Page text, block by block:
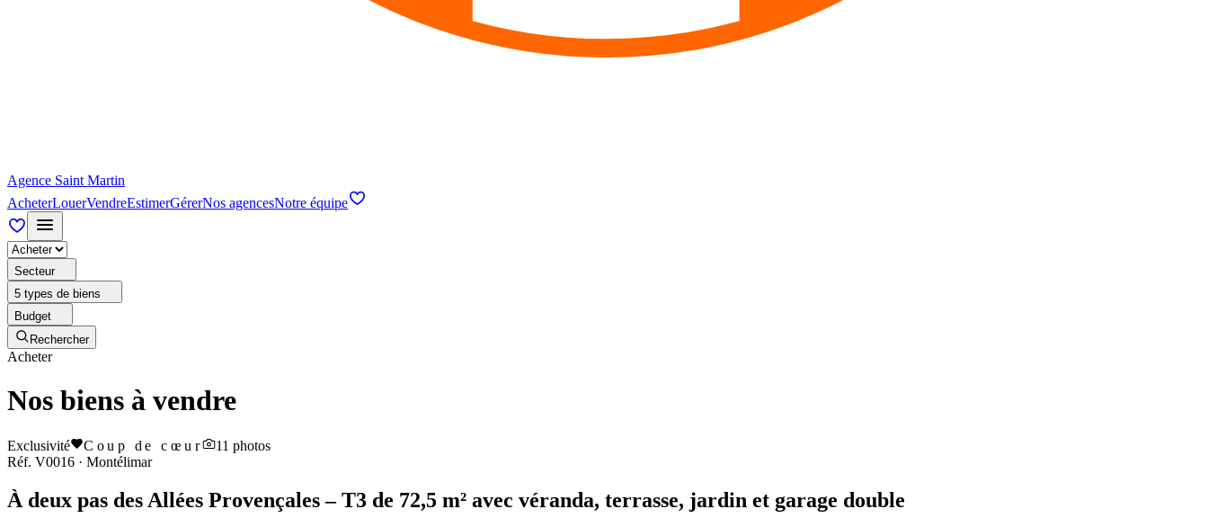
Agence Saint Martin
AcheterLouerVendreEstimerGérerNos agencesNotre équipe
Secteur
5 types de biens
Budget
Rechercher
Acheter
Nos biens à vendre
Exclusivité Coup de cœur 11 photos
Réf. V0016 · Montélimar
À deux pas des Allées Provençales – T3 de 72,5 m² avec véranda, terrasse, jardin et garage double